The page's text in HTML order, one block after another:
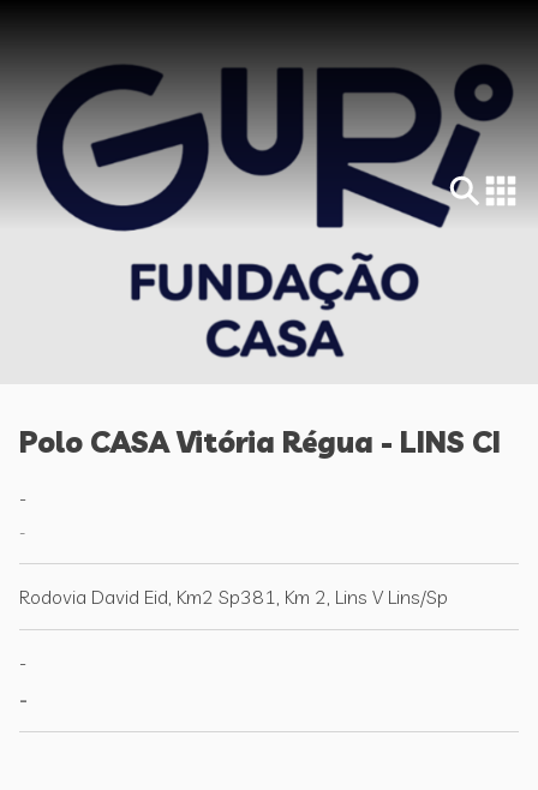
Polo CASA Vitória Régua - LINS CI
-
-
Rodovia David Eid, Km2 Sp381, Km 2, Lins V Lins/Sp
-
-